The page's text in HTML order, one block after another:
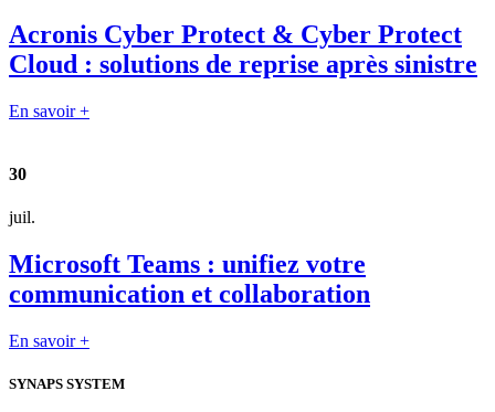
Acronis Cyber Protect & Cyber Protect
Cloud : solutions de reprise après sinistre
En savoir +
30
juil.
Microsoft Teams : unifiez votre
communication et collaboration
En savoir +
SYNAPS SYSTEM